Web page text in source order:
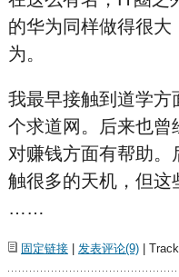
的华为同样做得很
为。
我最早接触到道学方
个求道网。后来也曾
对赚钱方面有帮助。
触很多的天机，但这
……
固定链接| 发表评论(9)|